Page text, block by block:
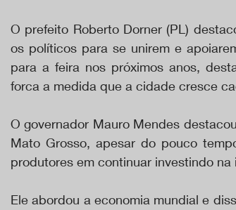
O prefeito Roberto Dorner (PL)
os políticos para se unirem e
para a feira nos próximos anos,
forca a medida que a cidade cresce
O governador Mauro Mendes
Mato Grosso, apesar do pouco
produtores em continuar investindo
Ele abordou a economia mundial e